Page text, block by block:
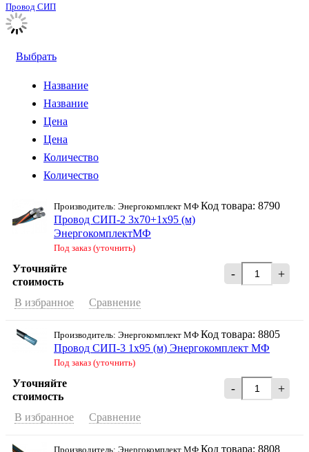
Провод СИП
Выбрать
Название
Название
Цена
Цена
Количество
Количество
Производитель: Энергокомплект МФ Код товара: 8790
Провод СИП-2 3х70+1х95 (м)
ЭнергокомплектМФ
Под заказ (уточнить)
Уточняйте
стоимость
- +
В избранное Сравнение
Производитель: Энергокомплект МФ Код товара: 8805
Провод СИП-3 1х95 (м) Энергокомплект МФ
Под заказ (уточнить)
Уточняйте
стоимость
- +
В избранное Сравнение
Производитель: Энергокомплект МФ Код товара: 8808